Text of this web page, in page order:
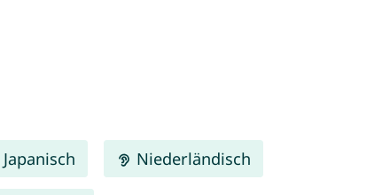
Japanisch Niederländisch